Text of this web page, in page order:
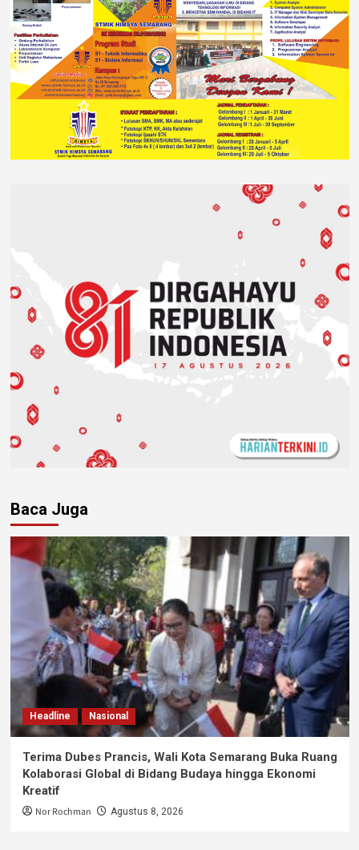
Baca Juga
Headline Nasional
Terima Dubes Prancis, Wali Kota Semarang Buka Ruang
Kolaborasi Global di Bidang Budaya hingga Ekonomi
Kreatif
Nor Rochman Agustus 8, 2026